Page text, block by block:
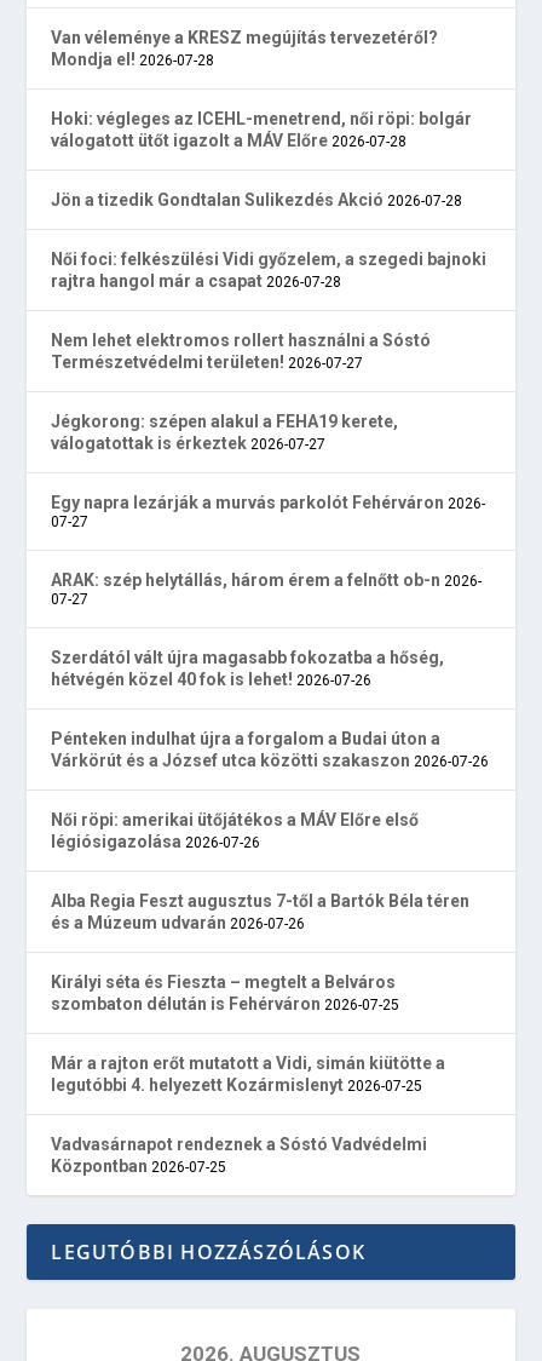
Van véleménye a KRESZ megújítás tervezetéről?
Mondja el! 2026-07-28
Hoki: végleges az ICEHL-menetrend, női röpi: bolgár
válogatott ütőt igazolt a MÁV Előre 2026-07-28
Jön a tizedik Gondtalan Sulikezdés Akció 2026-07-28
Női foci: felkészülési Vidi győzelem, a szegedi bajnoki
rajtra hangol már a csapat 2026-07-28
Nem lehet elektromos rollert használni a Sóstó
Természetvédelmi területen! 2026-07-27
Jégkorong: szépen alakul a FEHA19 kerete,
válogatottak is érkeztek 2026-07-27
Egy napra lezárják a murvás parkolót Fehérváron 2026-
07-27
ARAK: szép helytállás, három érem a felnőtt ob-n 2026-
07-27
Szerdától vált újra magasabb fokozatba a hőség,
hétvégén közel 40 fok is lehet! 2026-07-26
Pénteken indulhat újra a forgalom a Budai úton a
Várkörút és a József utca közötti szakaszon 2026-07-26
Női röpi: amerikai ütőjátékos a MÁV Előre első
légiósigazolása 2026-07-26
Alba Regia Feszt augusztus 7-től a Bartók Béla téren
és a Múzeum udvarán 2026-07-26
Királyi séta és Fieszta – megtelt a Belváros
szombaton délután is Fehérváron 2026-07-25
Már a rajton erőt mutatott a Vidi, simán kiütötte a
legutóbbi 4. helyezett Kozármislenyt 2026-07-25
Vadvasárnapot rendeznek a Sóstó Vadvédelmi
Központban 2026-07-25
LEGUTÓBBI HOZZÁSZÓLÁSOK
2026. AUGUSZTUS